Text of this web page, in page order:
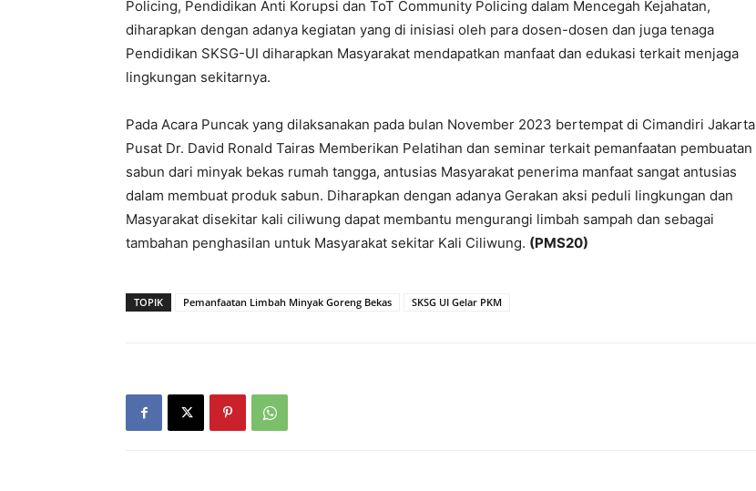
Policing, Pendidikan Anti Korupsi dan ToT Community Policing dalam Mencegah Kejahatan,
diharapkan dengan adanya kegiatan yang di inisiasi oleh para dosen-dosen dan juga tenaga
Pendidikan SKSG-UI diharapkan Masyarakat mendapatkan manfaat dan edukasi terkait menjaga
lingkungan sekitarnya.
Pada Acara Puncak yang dilaksanakan pada bulan November 2023 bertempat di Cimandiri Jakarta
Pusat Dr. David Ronald Tairas Memberikan Pelatihan dan seminar terkait pemanfaatan pembuatan
sabun dari minyak bekas rumah tangga, antusias Masyarakat penerima manfaat sangat antusias
dalam membuat produk sabun. Diharapkan dengan adanya Gerakan aksi peduli lingkungan dan
Masyarakat disekitar kali ciliwung dapat membantu mengurangi limbah sampah dan sebagai
tambahan penghasilan untuk Masyarakat sekitar Kali Ciliwung. (PMS20)
TOPIK Pemanfaatan Limbah Minyak Goreng Bekas SKSG UI Gelar PKM